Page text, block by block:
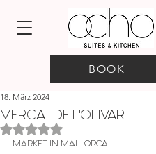
BOOK
MERCAT DE L'OLIVAR
18. März 2024
Mit NaN von 5 Sternen bewertet.
MARKET IN MALLORCA